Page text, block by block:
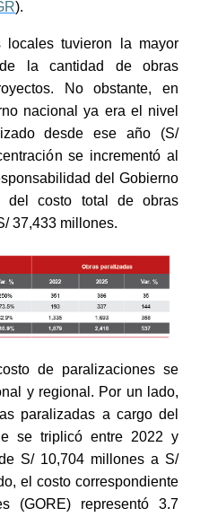
).
locales tuvieron la mayor
de la cantidad de obras
No obstante, en
nacional ya era el nivel
desde ese año (S/
se incrementó al
del Gobierno
del costo total de obras
37,433 millones.
de paralizaciones se
y regional. Por un lado,
paralizadas a cargo del
se triplicó entre 2022 y
S/ 10,704 millones a S/
el costo correspondiente
(GORE) representó 3.7